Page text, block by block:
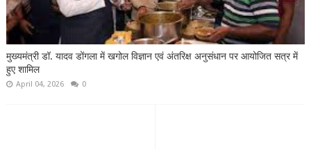
मुख्यमंत्री डॉ. यादव डोंगला में खगोल विज्ञान एवं अंतरिक्ष अनुसंधान पर आयोजित सत्र में
हुए शामिल
April 04, 2026 0